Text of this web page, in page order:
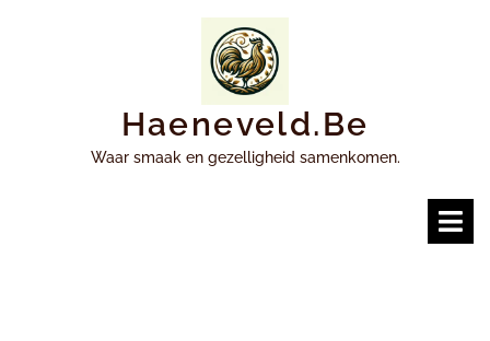
Haeneveld.be
Waar smaak en gezelligheid samenkomen.